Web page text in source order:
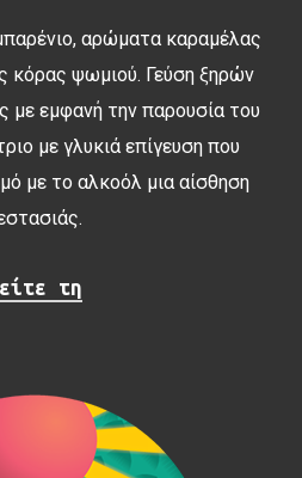
αρώματα καραμέλας
κόρας ψωμιού. Γεύση ξηρών
με εμφανή την παρουσία του
με γλυκιά επίγευση που
με το αλκοόλ μια αίσθηση
τη